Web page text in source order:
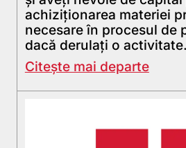
achiziţionarea materiei
necesare în procesul de
dacă derulaţi o
Citește mai departe